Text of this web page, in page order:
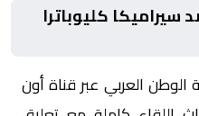
كليوباترا
الوطن العربي عبر قناة أون